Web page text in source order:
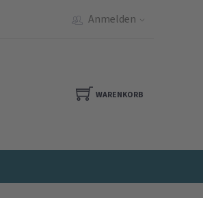
Anmelden
WARENKORB